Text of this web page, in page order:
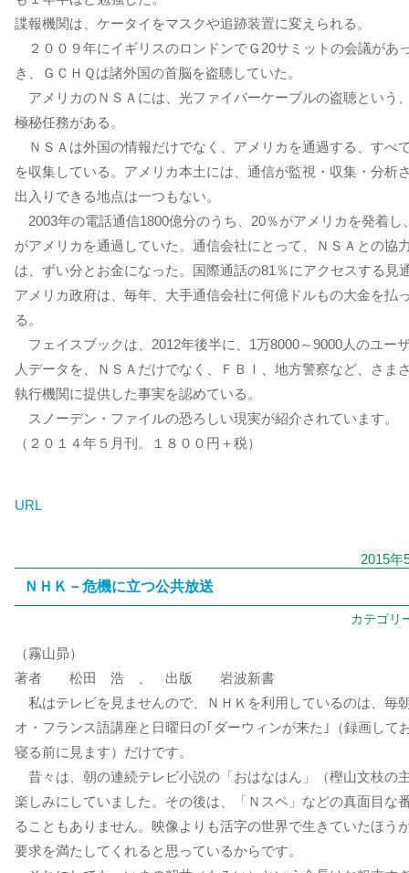
諜報機関は、ケータイをマスクや追跡装置に変えられる。
２００９年にイギリスのロンドンでＧ20サミットの会議があ
き、ＧＣＨＱは諸外国の首脳を盗聴していた。
アメリカのＮＳＡには、光ファイバーケーブルの盗聴という
極秘任務がある。
ＮＳＡは外国の情報だけでなく、アメリカを通過する、すべ
を収集している。アメリカ本土には、通信が監視・収集・分析
出入りできる地点は一つもない。
2003年の電話通信1800億分のうち、20％がアメリカを発着し
がアメリカを通過していた。通信会社にとって、ＮＳＡとの協
は、ずい分とお金になった。国際通話の81％にアクセスする見
アメリカ政府は、毎年、大手通信会社に何億ドルもの大金を払
る。
フェイスブックは、2012年後半に、1万8000～9000人のユー
人データを、ＮＳＡだけでなく、ＦＢＩ、地方警察など、さま
執行機関に提供した事実を認めている。
スノーデン・ファイルの恐ろしい現実が紹介されています。
（２０１４年５月刊。１８００円＋税）
URL
2015年
ＮＨＫ－危機に立つ公共放送
カテゴリ
（霧山昴）
著者 松田 浩 、 出版 岩波新書
私はテレビを見ませんので、ＮＨＫを利用しているのは、毎
オ・フランス語講座と日曜日の｢ダーウィンが来た｣（録画して
寝る前に見ます）だけです。
昔々は、朝の連続テレビ小説の「おはなはん」（樫山文枝の
楽しみにしていました。その後は、「Ｎスペ」などの真面目な
ることもありません。映像よりも活字の世界で生きていたほう
要求を満たしてくれると思っているからです。